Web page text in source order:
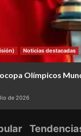
Noticias destacadas
Olímpicos
de 2026